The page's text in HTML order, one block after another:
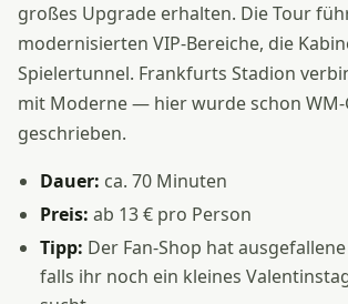
großes Upgrade erhalten. Die Tour
modernisierten VIP-Bereiche, die
Spielertunnel. Frankfurts Stadion
mit Moderne — hier wurde schon WM-
geschrieben.
Dauer: ca. 70 Minuten
Preis: ab 13 € pro Person
Tipp: Der Fan-Shop hat
falls ihr noch ein kleines